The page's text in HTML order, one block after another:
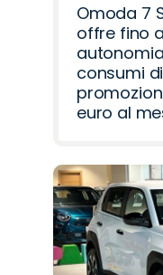
Omoda 7
offre fino
consumi
euro al